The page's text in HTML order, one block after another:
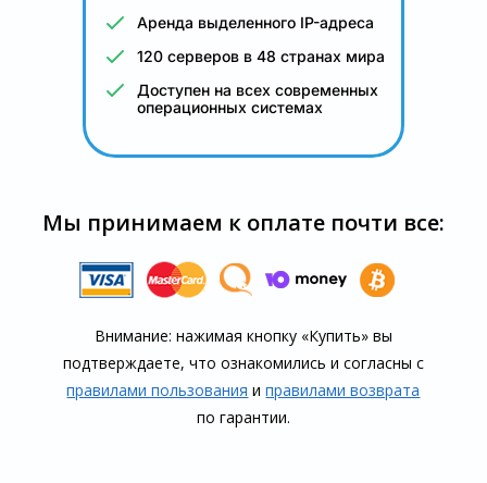
Аренда выделенного IP-адреса
120 серверов в 48 странах мира
Доступен на всех современных
операционных системах
Мы принимаем к оплате почти все:
Внимание: нажимая кнопку «Купить» вы
подтверждаете, что озна­комились и согласны с
правилами пользования иправилами воз­врата
по гарантии.